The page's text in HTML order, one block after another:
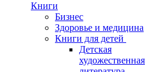
Книги
Бизнес
Здоровье и медицина
Книги для детей
Детская
художественная